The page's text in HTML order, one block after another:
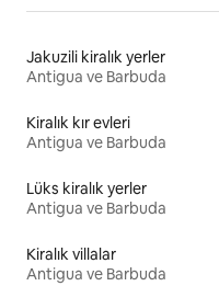
Jakuzili kiralık yerler
Antigua ve Barbuda
Kiralık kır evleri
Antigua ve Barbuda
Lüks kiralık yerler
Antigua ve Barbuda
Kiralık villalar
Antigua ve Barbuda